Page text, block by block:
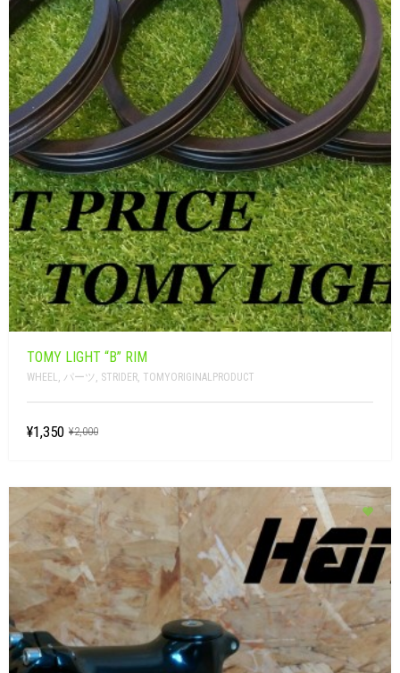
TOMY LIGHT “B” RIM
WHEEL, パーツ , STRIDER, TOMYORIGINALPRODUCT
¥2,000
¥1,350